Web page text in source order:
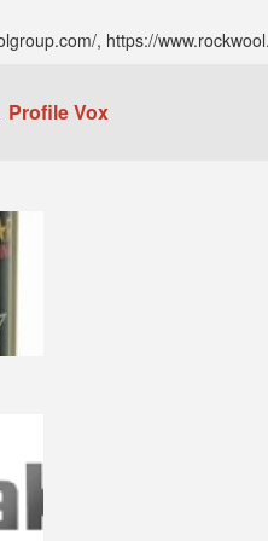
, https://
Profile Vox